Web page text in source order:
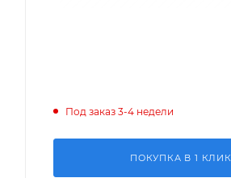
Под заказ 3-4 недели
ПОКУПКА В 1 КЛИК